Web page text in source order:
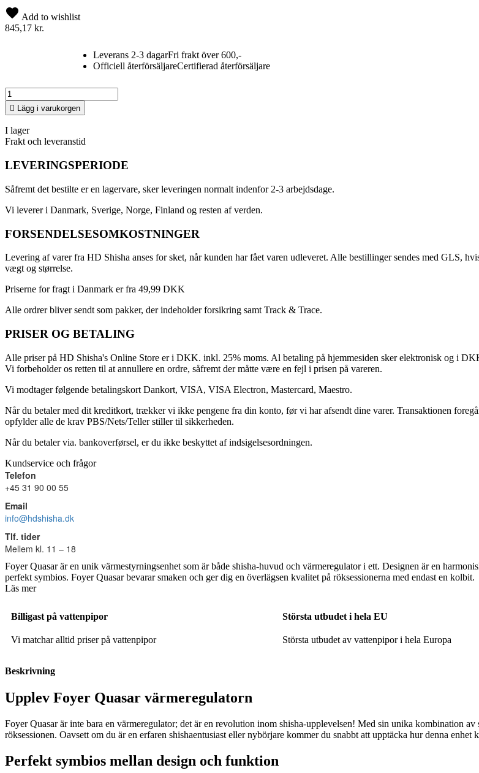
Add to wishlist
845,17 kr.
Leverans 2-3 dagarFri frakt över 600,-
Officiell återförsäljareCertifierad återförsäljare
 Lägg i varukorgen
I lager
Frakt och leveranstid
LEVERINGSPERIODE
Såfremt det bestilte er en lagervare, sker leveringen normalt indenfor 2-3 arbejdsdage.
Vi leverer i Danmark, Sverige, Norge, Finland og resten af verden.
FORSENDELSESOMKOSTNINGER
Levering af varer fra HD Shisha anses for sket, når kunden har fået varen udleveret. Alle bestillinger sendes med GLS,
vægt og størrelse.
Priserne for fragt i Danmark er fra 49,99 DKK
Alle ordrer bliver sendt som pakker, der indeholder forsikring samt Track & Trace.
PRISER OG BETALING
Alle priser på HD Shisha's Online Store er i DKK. inkl. 25% moms. Al betaling på hjemmesiden sker elektronisk og i
Vi forbeholder os retten til at annullere en ordre, såfremt der måtte være en fejl i prisen på vareren.
Vi modtager følgende betalingskort Dankort, VISA, VISA Electron, Mastercard, Maestro.
Når du betaler med dit kreditkort, trækker vi ikke pengene fra din konto, før vi har afsendt dine varer. Transaktionen
opfylder alle de krav PBS/Nets/Teller stiller til sikkerheden.
Når du betaler via. bankoverførsel, er du ikke beskyttet af indsigelsesordningen.
Kundservice och frågor
Telefon
+45 31 90 00 55
Email
info@hdshisha.dk
Tlf. tider
Mellem kl. 11 – 18
Foyer Quasar är en unik värmestyrningsenhet som är både shisha‑huvud och värmeregulator i ett. Designen är en
perfekt symbios. Foyer Quasar bevarar smaken och ger dig en överlägsen kvalitet på röksessionerna med endast en kolbit.
Läs mer
Billigast på vattenpipor
Vi matchar alltid priser på vattenpipor
Största utbudet i hela EU
Största utbudet av vattenpipor i hela Europa
Beskrivning
Upplev Foyer Quasar värmeregulatorn
Foyer Quasar är inte bara en värmeregulator; det är en revolution inom shisha-upplevelsen! Med sin unika kombination
röksessionen. Oavsett om du är en erfaren shishaentusiast eller nybörjare kommer du snabbt att upptäcka hur denna enhet
Perfekt symbios mellan design och funktion